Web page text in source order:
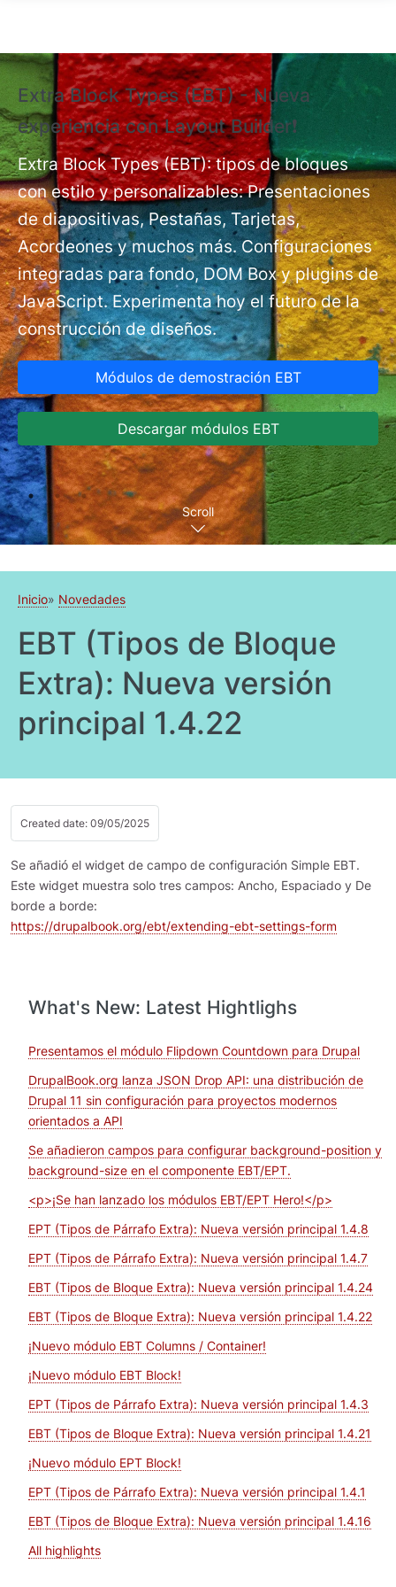
Extra Block Types (EBT) - Nueva
experiencia con Layout Builder❗
Extra Block Types (EBT): tipos de bloques
con estilo y personalizables: Presentaciones
de diapositivas, Pestañas, Tarjetas,
Acordeones y muchos más. Configuraciones
integradas para fondo, DOM Box y plugins de
JavaScript. Experimenta hoy el futuro de la
construcción de diseños.
Módulos de demostración EBT
Descargar módulos EBT
Scroll
Inicio Novedades
EBT (Tipos de Bloque
Extra): Nueva versión
principal 1.4.22
Created date: 09/05/2025
Se añadió el widget de campo de configuración Simple EBT.
Este widget muestra solo tres campos: Ancho, Espaciado y De
borde a borde:
https://drupalbook.org/ebt/extending-ebt-settings-form
What's New: Latest Hightlighs
Presentamos el módulo Flipdown Countdown para Drupal
DrupalBook.org lanza JSON Drop API: una distribución de
Drupal 11 sin configuración para proyectos modernos
orientados a API
Se añadieron campos para configurar background-position y
background-size en el componente EBT/EPT.
<p>¡Se han lanzado los módulos EBT/EPT Hero!</p>
EPT (Tipos de Párrafo Extra): Nueva versión principal 1.4.8
EPT (Tipos de Párrafo Extra): Nueva versión principal 1.4.7
EBT (Tipos de Bloque Extra): Nueva versión principal 1.4.24
EBT (Tipos de Bloque Extra): Nueva versión principal 1.4.22
¡Nuevo módulo EBT Columns / Container!
¡Nuevo módulo EBT Block!
EPT (Tipos de Párrafo Extra): Nueva versión principal 1.4.3
EBT (Tipos de Bloque Extra): Nueva versión principal 1.4.21
¡Nuevo módulo EPT Block!
EPT (Tipos de Párrafo Extra): Nueva versión principal 1.4.1
EBT (Tipos de Bloque Extra): Nueva versión principal 1.4.16
All highlights